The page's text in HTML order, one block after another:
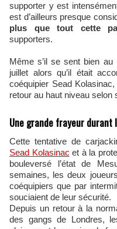
supporter y est
est d’ailleurs presque
plus que tout cette
supporters.
Même s’il se sent bien au
juillet alors qu’il était
coéquipier Sead
retour au haut niveau selon
Une grande frayeur durant
Cette tentative de
Sead Kolasinac et à la
bouleversé l’état de
semaines, les deux
coéquipiers que par
souciaient de leur sécurité.
Depuis un retour à la
des gangs de Londres,